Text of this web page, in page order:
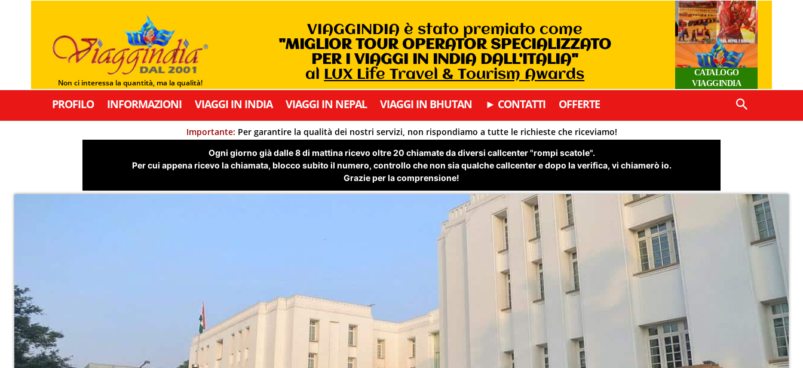
Non ci interessa la quantità, ma la qualità!
VIAGGINDIA è stato premiato come
"MIGLIOR TOUR OPERATOR SPECIALIZZATO
PER I VIAGGI IN INDIA DALL’ITALIA"
al LUX Life Travel & Tourism Awards
CATALOGO
VIAGGINDIA
PROFILO INFORMAZIONI VIAGGI IN INDIA VIAGGI IN NEPAL VIAGGI IN BHUTAN ► CONTATTI OFFERTE
Importante: Per garantire la qualità dei nostri servizi, non rispondiamo a tutte le richieste che riceviamo!
Ogni giorno già dalle 8 di mattina ricevo oltre 20 chiamate da diversi callcenter "rompi scatole".
Per cui appena ricevo la chiamata, blocco subito il numero, controllo che non sia qualche callcenter e dopo la verifica, vi chiamerò io.
Grazie per la comprensione!